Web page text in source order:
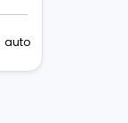
auto